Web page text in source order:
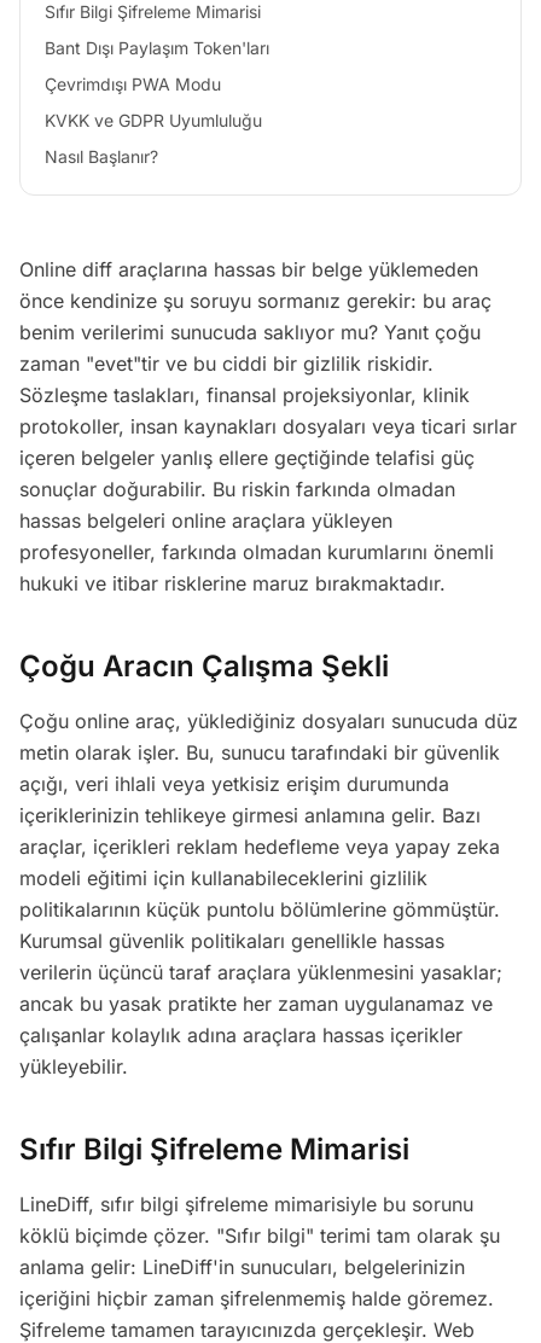
Sıfır Bilgi Şifreleme Mimarisi
Bant Dışı Paylaşım Token'ları
Çevrimdışı PWA Modu
KVKK ve GDPR Uyumluluğu
Nasıl Başlanır?
Online diff araçlarına hassas bir belge yüklemeden
önce kendinize şu soruyu sormanız gerekir: bu araç
benim verilerimi sunucuda saklıyor mu? Yanıt çoğu
zaman "evet"tir ve bu ciddi bir gizlilik riskidir.
Sözleşme taslakları, finansal projeksiyonlar, klinik
protokoller, insan kaynakları dosyaları veya ticari sırlar
içeren belgeler yanlış ellere geçtiğinde telafisi güç
sonuçlar doğurabilir. Bu riskin farkında olmadan
hassas belgeleri online araçlara yükleyen
profesyoneller, farkında olmadan kurumlarını önemli
hukuki ve itibar risklerine maruz bırakmaktadır.
Çoğu Aracın Çalışma Şekli
Çoğu online araç, yüklediğiniz dosyaları sunucuda düz
metin olarak işler. Bu, sunucu tarafındaki bir güvenlik
açığı, veri ihlali veya yetkisiz erişim durumunda
içeriklerinizin tehlikeye girmesi anlamına gelir. Bazı
araçlar, içerikleri reklam hedefleme veya yapay zeka
modeli eğitimi için kullanabileceklerini gizlilik
politikalarının küçük puntolu bölümlerine gömmüştür.
Kurumsal güvenlik politikaları genellikle hassas
verilerin üçüncü taraf araçlara yüklenmesini yasaklar;
ancak bu yasak pratikte her zaman uygulanamaz ve
çalışanlar kolaylık adına araçlara hassas içerikler
yükleyebilir.
Sıfır Bilgi Şifreleme Mimarisi
LineDiff, sıfır bilgi şifreleme mimarisiyle bu sorunu
köklü biçimde çözer. "Sıfır bilgi" terimi tam olarak şu
anlama gelir: LineDiff'in sunucuları, belgelerinizin
içeriğini hiçbir zaman şifrelenmemiş halde göremez.
Şifreleme tamamen tarayıcınızda gerçekleşir. Web